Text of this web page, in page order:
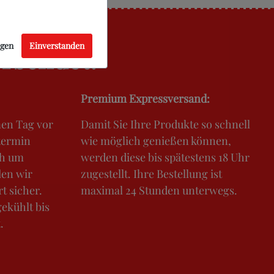
Tag vor
um
wir
sicher.
bis
Premium Expressversand:
Damit Sie Ihre Produkte so schnell
wie möglich genießen können,
werden diese bis spätestens 18 Uhr
zugestellt. Ihre Bestellung ist
maximal 24 Stunden unterwegs.
Einverstanden